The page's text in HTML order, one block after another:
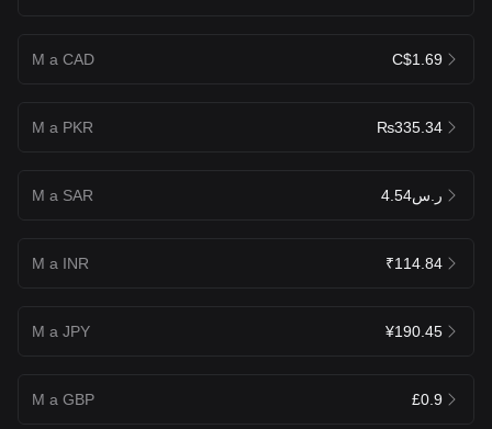
M a CAD C$1.69
M a PKR ₨335.34
M a SAR ر.س4.54
M a INR ₹114.84
M a JPY ¥190.45
M a GBP £0.9